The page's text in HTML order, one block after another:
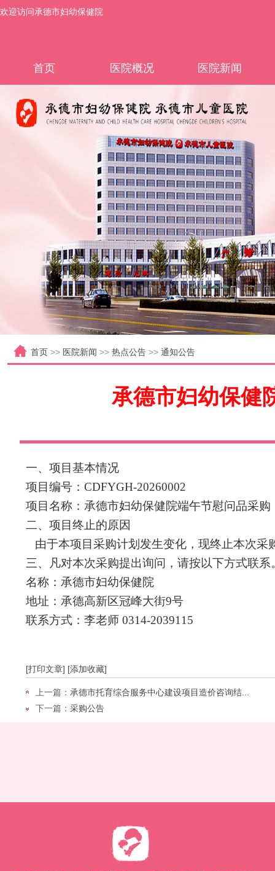
欢迎访问承德市妇幼保健院
首页 医院概况 医院新闻
首页 >> 医院新闻 >> 热点公告 >> 通知公告
承德市妇幼保健
一、项目基本情况
项目编号： CDFYGH-20260002
项目名称：承德市妇幼保健院端午节慰问品采购
二、项目终止的原因
由于本项目采购计划 发生变化，现终止本次采
三、凡对本次采购提出询问，请按以下方式联系
名称：承德市妇幼保健院
地址：承德高新区冠峰大街9号
联系方式：李老师 0314-2039115
[打印文章] [添加收藏]
上一篇： 承德市托育综合服务中心建设项目造价咨询结...
下一篇： 采购公告